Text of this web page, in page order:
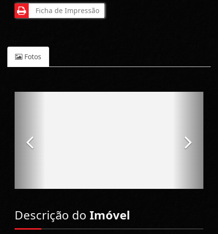
Ficha de Impressão
Fotos
Descrição do Imóvel